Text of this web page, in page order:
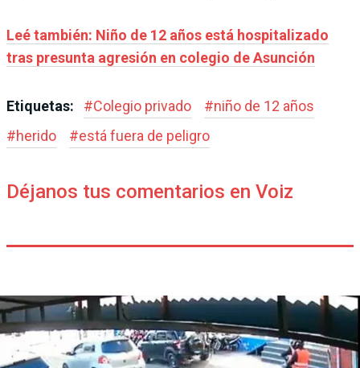
Leé también: Niño de 12 años está hospitalizado
tras presunta agresión en colegio de Asunción
Etiquetas: #Colegio privado #niño de 12 años
#herido #está fuera de peligro
Déjanos tus comentarios en Voiz